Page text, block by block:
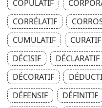
COPULATIF
CORRÉLATIF
CUMULATIF
CURATIF
DÉCISIF
DÉCLARATIF
DÉCORATIF
DÉFENSIF
DÉFINITIF